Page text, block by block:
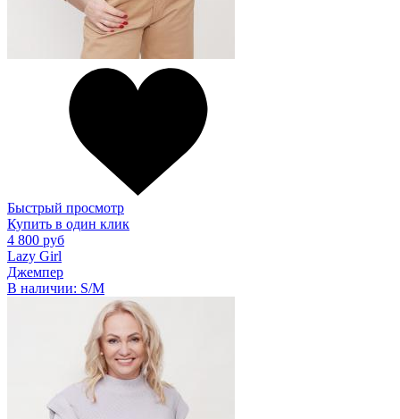
Быстрый просмотр
Купить в один клик
4 800 руб
Lazy Girl
Джемпер
В наличии: S/M